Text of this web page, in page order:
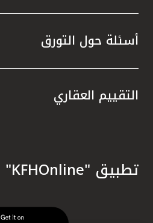
أسئلة حول التورق
التقييم العقاري
تطبيق "KFHOnline" للهواتف الذكية